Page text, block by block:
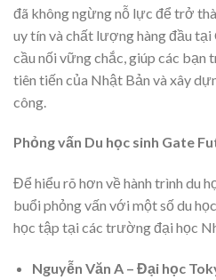
đã không ngừng nỗ lực để trở
uy tín và chất lượng hàng đầu tại
cầu nối vững chắc, giúp các bạn
tiên tiến của Nhật Bản và xây
công.
Phỏng vấn Du học sinh Gate
Để hiểu rõ hơn về hành trình du
buổi phỏng vấn với một số du
học tập tại các trường đại học
Nguyễn Văn A – Đại học